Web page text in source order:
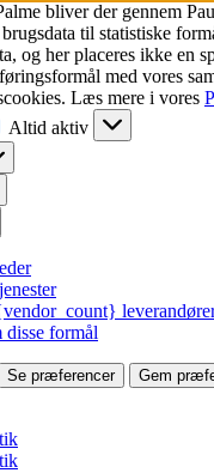
bliver der gennem
til statistiske
og her placeres ikke en
med vores
Læs mere i vores
Funktionsdygtig
Altid aktiv
formål
Se præferencer Gem